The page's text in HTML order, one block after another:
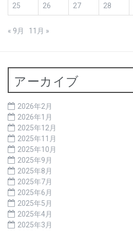
25 26 27 28
« 9月 11月 »
アーカイブ
2026年2月
2026年1月
2025年12月
2025年11月
2025年10月
2025年9月
2025年8月
2025年7月
2025年6月
2025年5月
2025年4月
2025年3月